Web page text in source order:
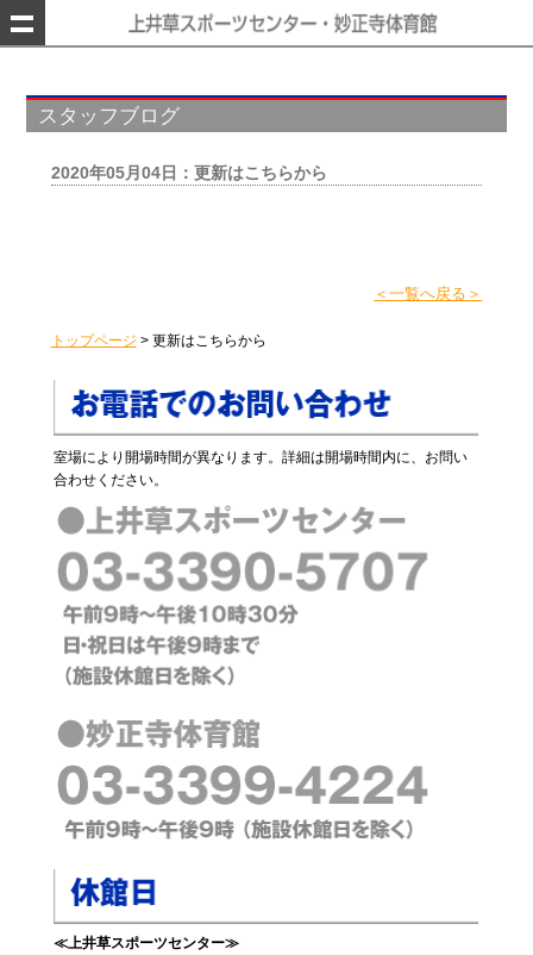
スタッフブログ
2020年05月04日：更新はこちらから
＜一覧へ戻る＞
トップページ > 更新はこちらから
室場により開場時間が異なります。詳細は開場時間内に、お問い
合わせください。
≪上井草スポーツセンター≫